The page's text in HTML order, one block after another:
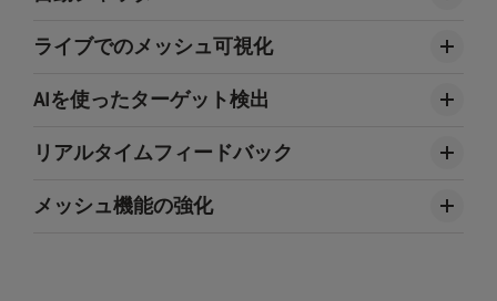
ライブでのメッシュ可視化
AIを使ったターゲット検出
リアルタイムフィードバック
メッシュ機能の強化